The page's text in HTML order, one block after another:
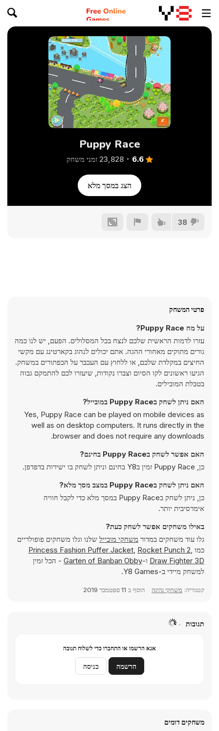
Puppy Race
6.6 23,828 זמני משחק
הצג במסך מלא
38
פרטי המשחק
על מה Puppy Race?
עזרו לדמות הראשית שלכם לנצח בכל המסלולים. הפעם, יש לנו כמה
גורים מתוקים מאחורי ההגה. אתם יכולים לנהוג בקארטינג עם מקשי
החיצים במקלדת שלכם, או ללחוץ עם העכבר על הכפתורים במשחק.
הגיעו ראשונים לקו הסיום וצברו נקודות, שיעזרו לכם להתמקם גבוה
בטבלת המובילים.
האם ניתן לשחק בPuppy Race במובייל?
Yes, Puppy Race can be played on mobile devices as
well as on desktop computers. It runs directly in the
browser and does not require any downloads.
האם אפשר לשחק בPuppy Race בחינם?
כן, Puppy Race זמין בY8 בחינם וניתן לשחק בו ישירות בדפדפן.
האם ניתן לשחק בPuppy Race במצב מסך מלא?
כן, ניתן לשחק בPuppy Race במסך מלא כדי לקבל חוויה
אימרסיבית יותר.
באילו משחקים אפשר לשחק כעת?
גלו עוד משחקים במדור משחקי מובייל שלנו וגלו משחקים פופולריים
כמו
Princess Fashion Puffer Jacket, Rocket Punch 2,
Draw Fighter 3D ו-Garten of Banban Obby - הכל זמין
למשחק מיידי ב-Y8 Games.
קטגוריה: משחקי נהיגה הוסף ב 11 ספטמבר 2019
תגובות
אנא הרשמו או התחברו כדי לשלוח תגובה
הרשמה כניסה
משחקים דומים